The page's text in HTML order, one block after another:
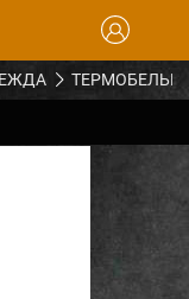
ТЕРМОБЕЛЬЕ